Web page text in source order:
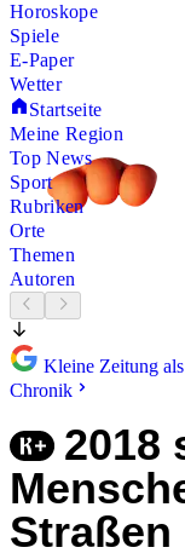
Horoskope
Spiele
E-Paper
Wetter
Startseite
Meine Region
Top News
Sport
Rubriken
Orte
Themen
Autoren
Kleine Zeitung
Chronik
2018
Straßen